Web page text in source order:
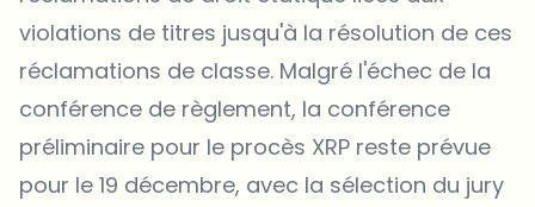
violations de titres jusqu'à la résolution de ces
réclamations de classe. Malgré l'échec de la
conférence de règlement, la conférence
préliminaire pour le procès XRP reste prévue
pour le 19 décembre, avec la sélection du jury